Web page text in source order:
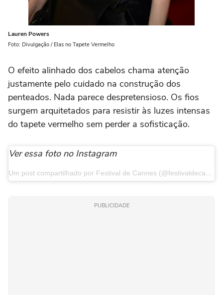
Lauren Powers
Foto: Divulgação / Elas no Tapete Vermelho
O efeito alinhado dos cabelos chama atenção
justamente pelo cuidado na construção dos
penteados. Nada parece despretensioso. Os fios
surgem arquitetados para resistir às luzes intensas
do tapete vermelho sem perder a sofisticação.
Ver essa foto no Instagram
Um post compartilhado por Festival de Cannes (@festivaldecannes)
PUBLICIDADE